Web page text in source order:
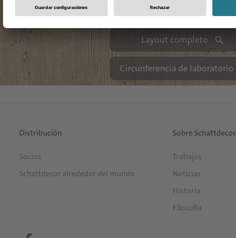
Layout completo
Circunferencia de laboratorio
Distribución
Socios
Schattdecor alrededor del mundo
Sobre Schattdecor
Trabajos
Noticias
Historia
Filosofía